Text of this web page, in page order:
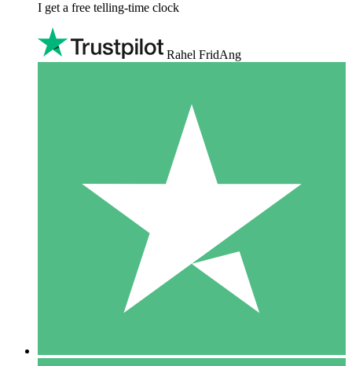
I get a free telling-time clock
Rahel FridAng